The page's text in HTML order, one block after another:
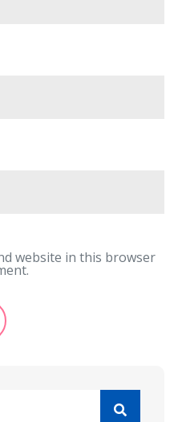
website in this browser